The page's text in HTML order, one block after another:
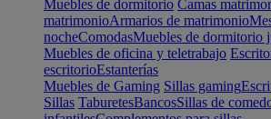
Muebles de dormitorio Camas
matrimonioArmarios de matrimonio
nocheComodasMuebles de dormitorio
Muebles de oficina y teletrabajo
escritorioEstanterías
Muebles de Gaming Sillas gaming
Sillas TaburetesBancosSillas de